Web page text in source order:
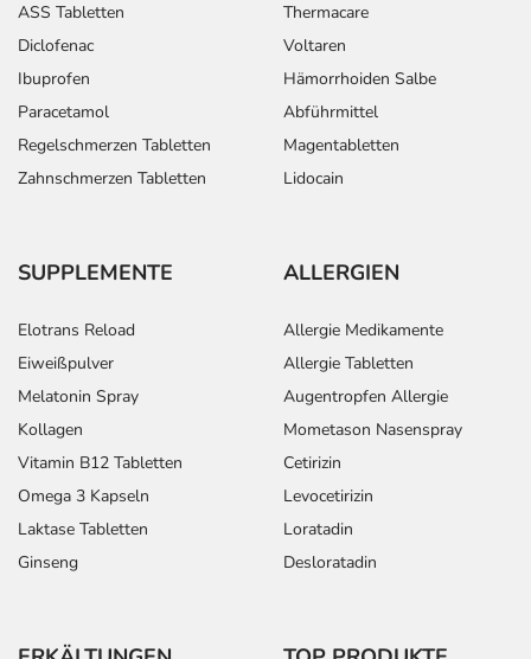
ASS Tabletten
Diclofenac
Ibuprofen
Paracetamol
Regelschmerzen Tabletten
Zahnschmerzen Tabletten
Thermacare
Voltaren
Hämorrhoiden Salbe
Abführmittel
Magentabletten
Lidocain
SUPPLEMENTE
Elotrans Reload
Eiweißpulver
Melatonin Spray
Kollagen
Vitamin B12 Tabletten
Omega 3 Kapseln
Laktase Tabletten
Ginseng
ALLERGIEN
Allergie Medikamente
Allergie Tabletten
Augentropfen Allergie
Mometason Nasenspray
Cetirizin
Levocetirizin
Loratadin
Desloratadin